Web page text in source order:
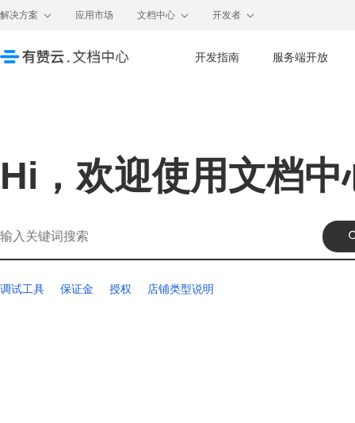
解决方案 应用市场 文档中心 开发者
开发指南 服务端开放
Hi，欢迎使用文档中
调试工具 保证金 授权 店铺类型说明